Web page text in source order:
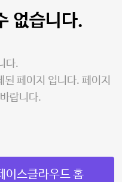
없습니다.
다.
페이지 입니다. 페이지
랍니다.
이스클라우드 홈